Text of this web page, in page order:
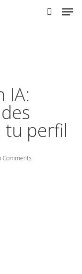
IA:
tu perfil
Comments